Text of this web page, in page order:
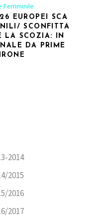
Femminile
EUROPEI SCA
SCONFITTA
LA SCOZIA: IN
DA PRIME
2014
2015
2016
2017